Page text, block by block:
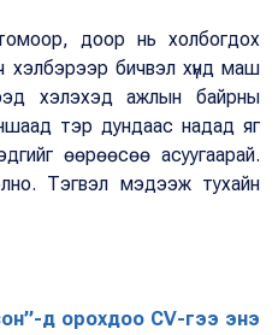
доор нь холбогдох
хэлбэрээр бичвэл хүнд маш
хэлэхэд ажлын байрны
тэр дундаас надад яг
өөрөөсөө асуугаарай.
Тэгвэл мэдээж тухайн
д орохдоо CV-гээ энэ